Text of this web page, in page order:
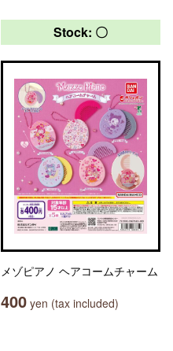
Stock: 〇
メゾピアノ ヘアコームチャーム
400 yen (tax included)